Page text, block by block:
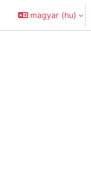
magyar ‎(hu)‎